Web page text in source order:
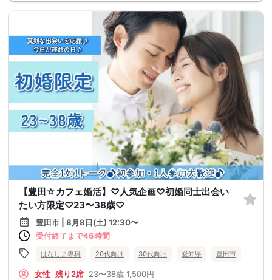
【豊田☆カフェ婚活】♡人気企画♡初婚同士出会い
たい方限定♡23〜38歳♡
豊田市 | 8月8日(土) 12:30〜
受付終了まで46時間
はなしま専科 20代向け 30代向け 愛知県 豊田市
女性 残り2席 23〜38歳 1,500円